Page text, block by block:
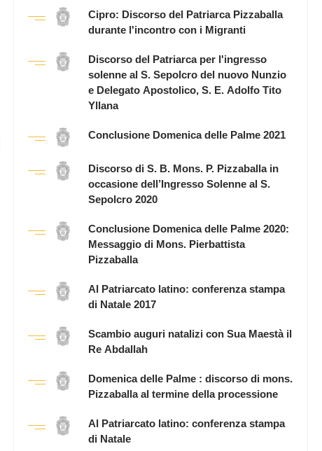
Cipro: Discorso del Patriarca Pizzaballa
durante l'incontro con i Migranti
Discorso del Patriarca per l'ingresso
solenne al S. Sepolcro del nuovo Nunzio
e Delegato Apostolico, S. E. Adolfo Tito
Yllana
Conclusione Domenica delle Palme 2021
Discorso di S. B. Mons. P. Pizzaballa in
occasione dell’Ingresso Solenne al S.
Sepolcro 2020
Conclusione Domenica delle Palme 2020:
Messaggio di Mons. Pierbattista
Pizzaballa
Al Patriarcato latino: conferenza stampa
di Natale 2017
Scambio auguri natalizi con Sua Maestà il
Re Abdallah
Domenica delle Palme : discorso di mons.
Pizzaballa al termine della processione
Al Patriarcato latino: conferenza stampa
di Natale